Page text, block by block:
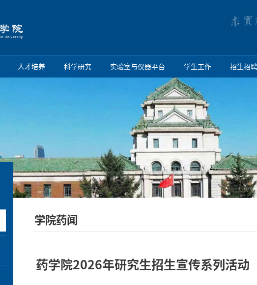
人才培养 科学研究 实验室与仪器平台 学生工作 招生招聘
学院药闻
药学院2026年研究生招生宣传系列活